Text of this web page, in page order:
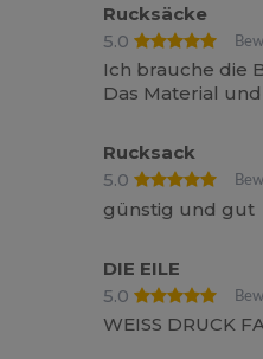
Rucksäcke
5.0
Ich brauche die
Das Material
Rucksack
5.0
günstig und gut
DIE EILE
5.0
WEISS DRUCK